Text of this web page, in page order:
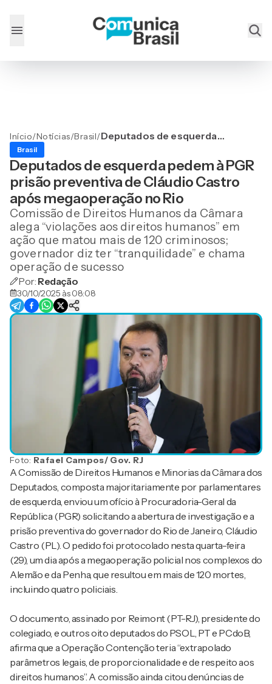
Início/Notícias/Brasil/Deputados de esquerda
preventiva de Cláudio
Castro após
megaoperação no Rio
Brasil
Deputados de esquerda pedem à PGR
prisão preventiva de Cláudio Castro
após megaoperação no Rio
Comissão de Direitos Humanos da Câmara
alega “violações aos direitos humanos” em
ação que matou mais de 120 criminosos;
governador diz ter “tranquilidade” e chama
operação de sucesso
Por: Redação
30/10/2025 às 08:08
Foto: Rafael Campos/ Gov. RJ
A Comissão de Direitos Humanos e Minorias da Câmara dos
Deputados, composta majoritariamente por parlamentares
de esquerda, enviou um ofício à Procuradoria-Geral da
República (PGR) solicitando a abertura de investigação e a
prisão preventiva do governador do Rio de Janeiro, Cláudio
Castro (PL). O pedido foi protocolado nesta quarta-feira
(29), um dia após a megaoperação policial nos complexos do
Alemão e da Penha, que resultou em mais de 120 mortes,
incluindo quatro policiais.
O documento, assinado por Reimont (PT-RJ), presidente do
colegiado, e outros oito deputados do PSOL, PT e PCdoB,
afirma que a Operação Contenção teria “extrapolado
parâmetros legais, de proporcionalidade e de respeito aos
direitos humanos”. A comissão ainda citou denúncias de